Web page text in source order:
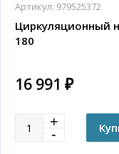
Артикул: 979525372
Циркуляционный
180
16 991 ₽